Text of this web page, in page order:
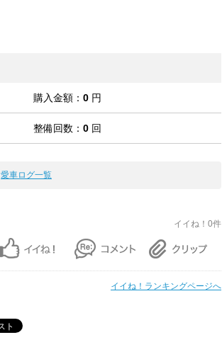
購入金額： 0 円
整備回数： 0 回
愛車ログ一覧
イイね！0件
イイね！ランキングページへ